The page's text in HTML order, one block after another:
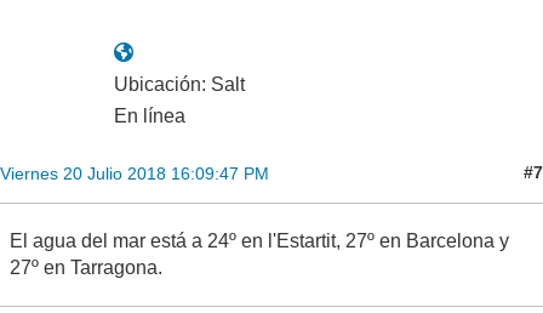
Ubicación: Salt
En línea
Viernes 20 Julio 2018 16:09:47 PM #7
El agua del mar está a 24º en l'Estartit, 27º en Barcelona y
27º en Tarragona.